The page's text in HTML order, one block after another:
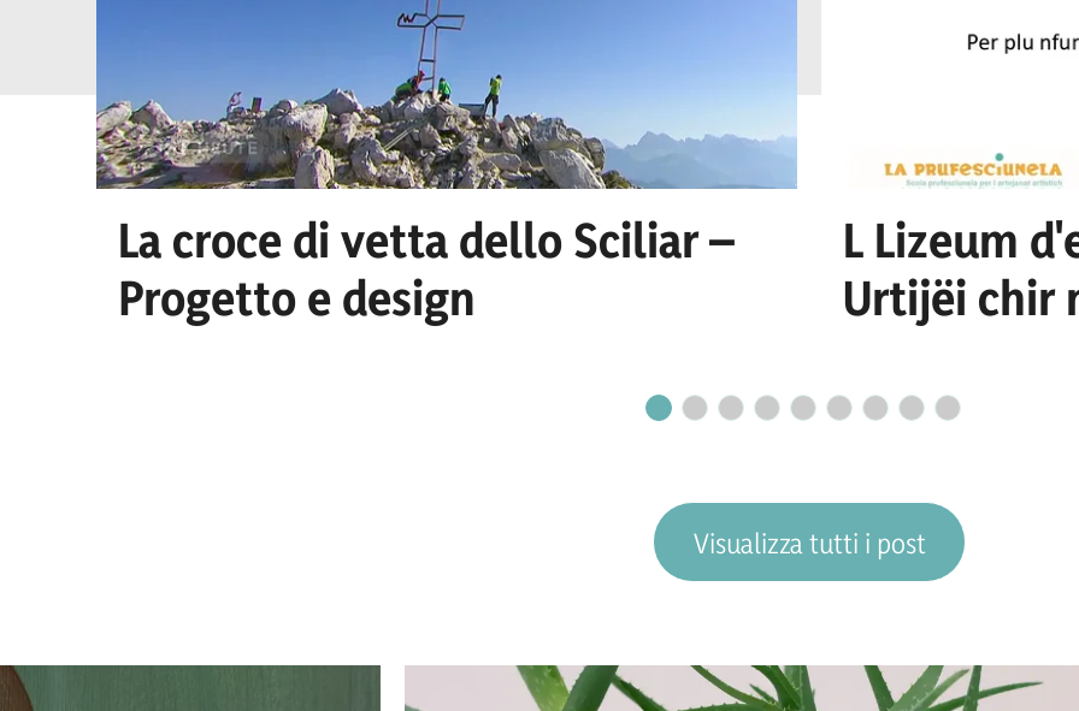
La croce di vetta dello Sciliar –
Progetto e design
L Lizeum
Urtijëi chir
Visualizza tutti i post